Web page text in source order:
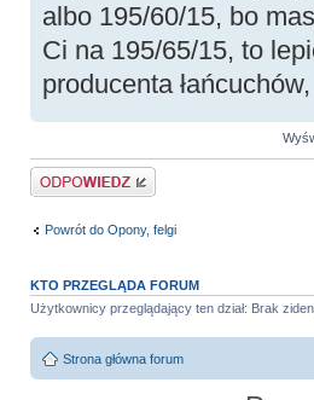
albo 195/60/15, bo
Ci na 195/65/15, to
producenta
Odpowiedz
Powrót do Opony, felgi
KTO PRZEGLĄDA FORUM
Użytkownicy przeglądający ten dział: Brak
Strona główna forum